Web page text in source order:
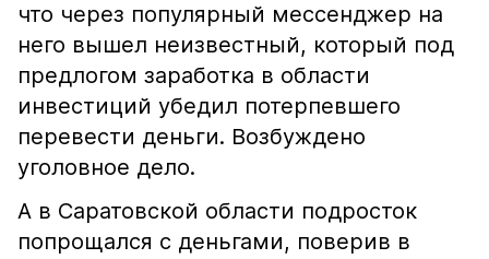
что через популярный мессенджер на
него вышел неизвестный, который под
предлогом заработка в области
инвестиций убедил потерпевшего
перевести деньги. Возбуждено
уголовное дело.
А в Саратовской области подросток
попрощался с деньгами, поверив в